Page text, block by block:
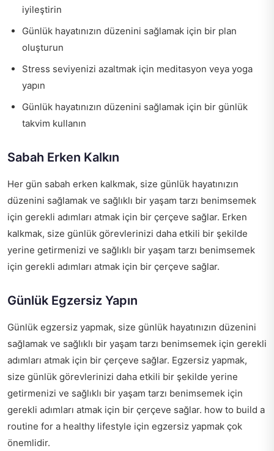
iyileştirin
Günlük hayatınızın düzenini sağlamak için bir plan
oluşturun
Stress seviyenizi azaltmak için meditasyon veya yoga
yapın
Günlük hayatınızın düzenini sağlamak için bir günlük
takvim kullanın
Sabah Erken Kalkın
Her gün sabah erken kalkmak, size günlük hayatınızın
düzenini sağlamak ve sağlıklı bir yaşam tarzı benimsemek
için gerekli adımları atmak için bir çerçeve sağlar. Erken
kalkmak, size günlük görevlerinizi daha etkili bir şekilde
yerine getirmenizi ve sağlıklı bir yaşam tarzı benimsemek
için gerekli adımları atmak için bir çerçeve sağlar.
Günlük Egzersiz Yapın
Günlük egzersiz yapmak, size günlük hayatınızın düzenini
sağlamak ve sağlıklı bir yaşam tarzı benimsemek için gerekli
adımları atmak için bir çerçeve sağlar. Egzersiz yapmak,
size günlük görevlerinizi daha etkili bir şekilde yerine
getirmenizi ve sağlıklı bir yaşam tarzı benimsemek için
gerekli adımları atmak için bir çerçeve sağlar. how to build a
routine for a healthy lifestyle için egzersiz yapmak çok
önemlidir.